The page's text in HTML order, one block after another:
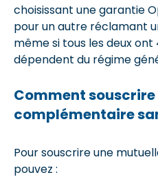
choisissant une garantie
pour un autre réclamant
même si tous les deux
dépendent du régime
Comment souscrire
complémentaire
Pour souscrire une
pouvez :